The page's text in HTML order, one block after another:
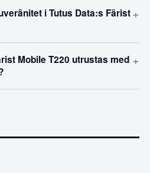
i Tutus Data:s Färist+
Mobile T220 utrustas med +